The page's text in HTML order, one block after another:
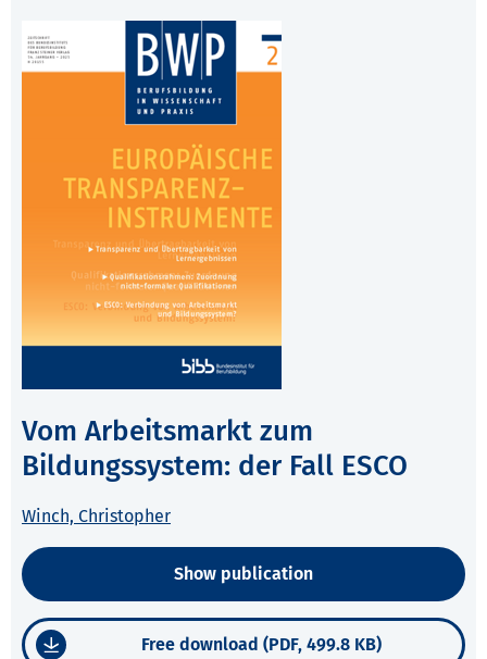
Vom Arbeitsmarkt zum
Bildungssystem: der Fall ESCO
Winch, Christopher
Show publication
Free download (PDF, 499.8 KB)